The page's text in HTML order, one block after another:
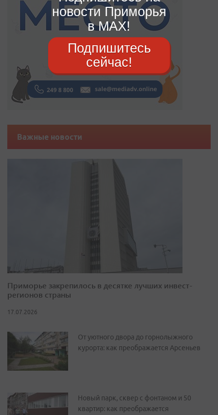
Важные новости
Приморье закрепилось в десятке лучших инвест-
регионов страны
17.07.2026
От уютного двора до горнолыжного
курорта: как преображается Арсеньев
Новый парк, сквер с фонтаном и 50
квартир: как преображается
новости Приморья
в MAX!
Подпишитесь
сейчас!